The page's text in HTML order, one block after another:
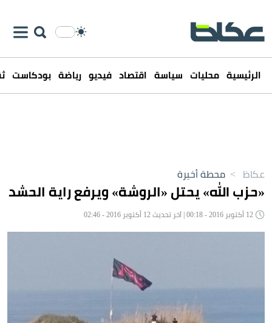
الرئيسية محليات سياسة اقتصاد فيديو رياضة بودكاست
عكاظ > محطة أخيرة
«حزب الله» يحتل «الروشة» ويرفع راية الحشد